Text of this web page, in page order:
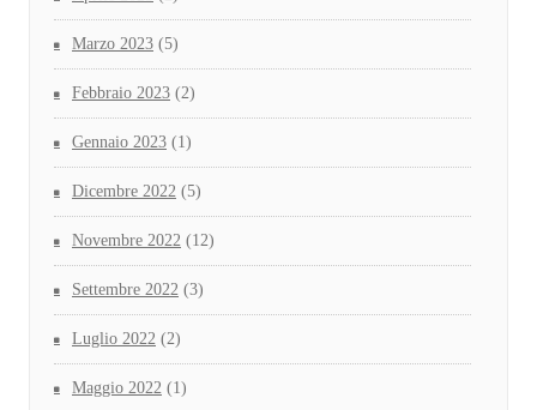
Marzo 2023 (5)
Febbraio 2023 (2)
Gennaio 2023 (1)
Dicembre 2022 (5)
Novembre 2022 (12)
Settembre 2022 (3)
Luglio 2022 (2)
Maggio 2022 (1)